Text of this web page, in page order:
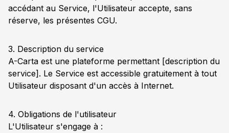
accédant au Service, l'Utilisateur accepte, sans
réserve, les présentes CGU.
3. Description du service
A-Carta est une plateforme permettant [description du
service]. Le Service est accessible gratuitement à tout
Utilisateur disposant d'un accès à Internet.
4. Obligations de l'utilisateur
L'Utilisateur s'engage à :